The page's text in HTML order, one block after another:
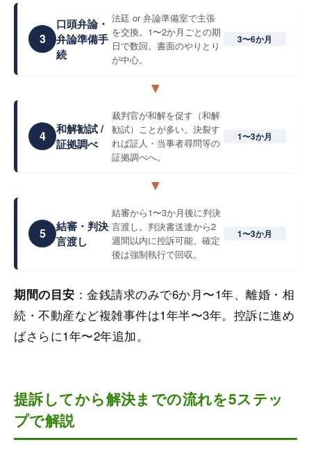
3
口頭弁論・
弁論準備手
続
法廷 or 弁論準備室で主張
を交換。1〜2か月ごとの期
日で数回。書面のやりとり
が中心。
3〜6か月
▼
4
和解勧試 /
証拠調べ
裁判官が和解を促す（和解
勧試）ことが多い。決裂す
れば証人・当事者尋問等の
証拠調べへ。
1〜3か月
▼
5
結審・判決
言渡し
結審から1〜3か月後に判決
言渡し。判決書送達から2
週間以内に控訴可能。確定
後は強制執行で回収。
1〜3か月
期間の目安 ：金銭請求のみで6か月〜1年、離婚・相
続・不動産など複雑事件は1年半〜3年。控訴に進め
ばさらに1年〜2年追加。
提訴してから解決までの流れを5ステッ
プで解説